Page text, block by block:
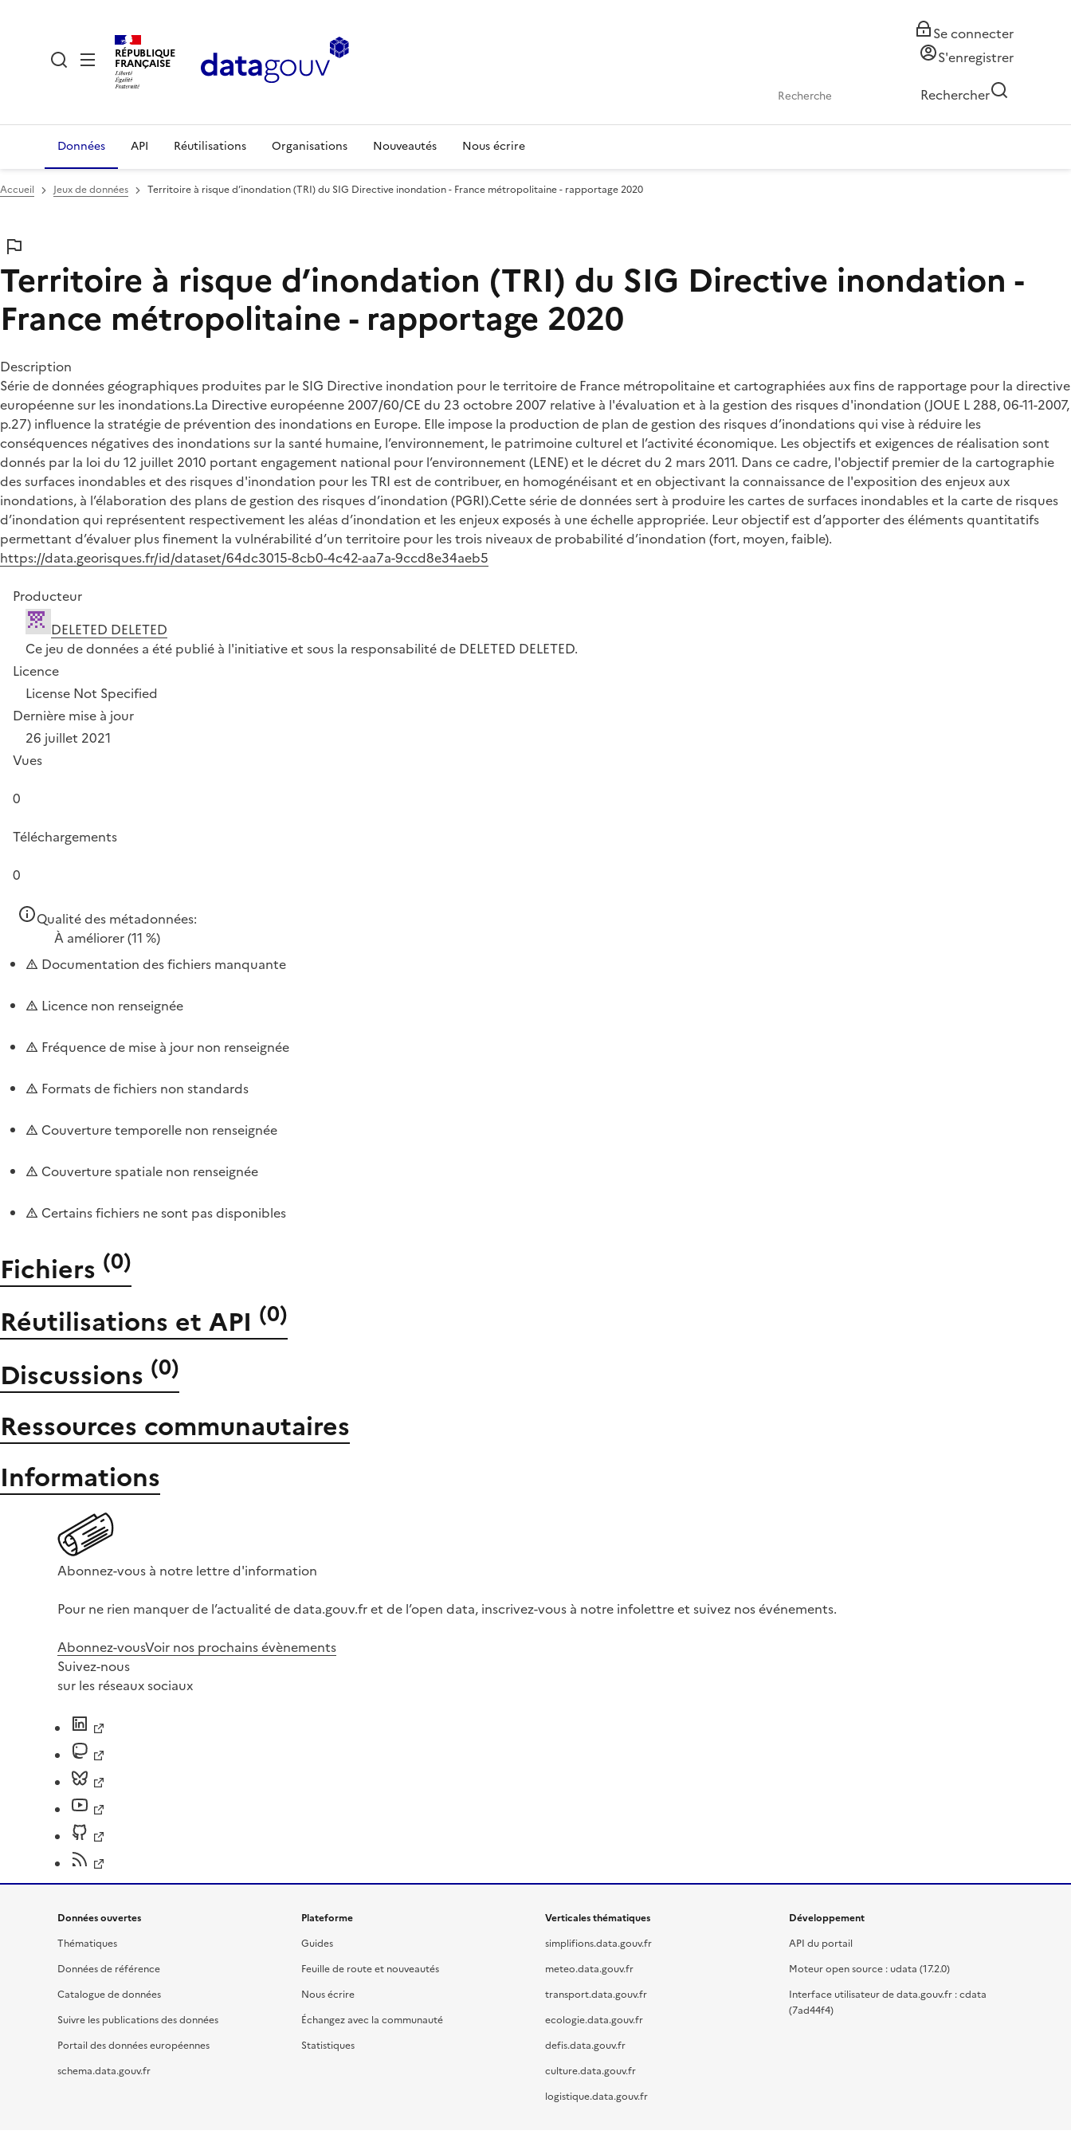
RÉPUBLIQUE
FRANÇAISE
Se connecter
S'enregistrer
Rechercher
Données API Réutilisations Organisations Nouveautés Nous écrire
Accueil Jeux de données Territoire à risque d’inondation (TRI) du SIG Directive inondation - France métropolitaine - rapportage 2020
Territoire à risque d’inondation (TRI) du SIG Directive inondation -
France métropolitaine - rapportage 2020
Description
Série de données géographiques produites par le SIG Directive inondation pour le territoire de France métropolitaine et cartographiées aux fins de rapportage pour la directive
européenne sur les inondations.La Directive européenne 2007/60/CE du 23 octobre 2007 relative à l'évaluation et à la gestion des risques d'inondation (JOUE L 288, 06-11-2007,
p.27) influence la stratégie de prévention des inondations en Europe. Elle impose la production de plan de gestion des risques d’inondations qui vise à réduire les
conséquences négatives des inondations sur la santé humaine, l’environnement, le patrimoine culturel et l’activité économique. Les objectifs et exigences de réalisation sont
donnés par la loi du 12 juillet 2010 portant engagement national pour l’environnement (LENE) et le décret du 2 mars 2011. Dans ce cadre, l'objectif premier de la cartographie
des surfaces inondables et des risques d'inondation pour les TRI est de contribuer, en homogénéisant et en objectivant la connaissance de l'exposition des enjeux aux
inondations, à l’élaboration des plans de gestion des risques d’inondation (PGRI).Cette série de données sert à produire les cartes de surfaces inondables et la carte de risques
d’inondation qui représentent respectivement les aléas d’inondation et les enjeux exposés à une échelle appropriée. Leur objectif est d’apporter des éléments quantitatifs
permettant d’évaluer plus finement la vulnérabilité d’un territoire pour les trois niveaux de probabilité d’inondation (fort, moyen, faible).
https://data.georisques.fr/id/dataset/64dc3015-8cb0-4c42-aa7a-9ccd8e34aeb5
Producteur
DELETED DELETED
Ce jeu de données a été publié à l'initiative et sous la responsabilité de DELETED DELETED.
Licence
License Not Specified
Dernière mise à jour
26 juillet 2021
Vues
0
Téléchargements
0
Qualité des métadonnées:
À améliorer(11 %)
Documentation des fichiers manquante
Licence non renseignée
Fréquence de mise à jour non renseignée
Formats de fichiers non standards
Couverture temporelle non renseignée
Couverture spatiale non renseignée
Certains fichiers ne sont pas disponibles
Fichiers (0)
Réutilisations et API (0)
Discussions (0)
Ressources communautaires
Informations
Abonnez-vous à notre lettre d'information
Pour ne rien manquer de l’actualité de data.gouv.fr et de l’open data, inscrivez-vous à notre infolettre et suivez nos événements.
Abonnez-vousVoir nos prochains évènements
Suivez-nous
sur les réseaux sociaux
Données ouvertes
Thématiques
Données de référence
Catalogue de données
Suivre les publications des données
Portail des données européennes
schema.data.gouv.fr
Plateforme
Guides
Feuille de route et nouveautés
Nous écrire
Échangez avec la communauté
Statistiques
Verticales thématiques
simplifions.data.gouv.fr
meteo.data.gouv.fr
transport.data.gouv.fr
ecologie.data.gouv.fr
defis.data.gouv.fr
culture.data.gouv.fr
logistique.data.gouv.fr
Développement
API du portail
Moteur open source : udata (17.2.0)
Interface utilisateur de data.gouv.fr : cdata
(7ad44f4)